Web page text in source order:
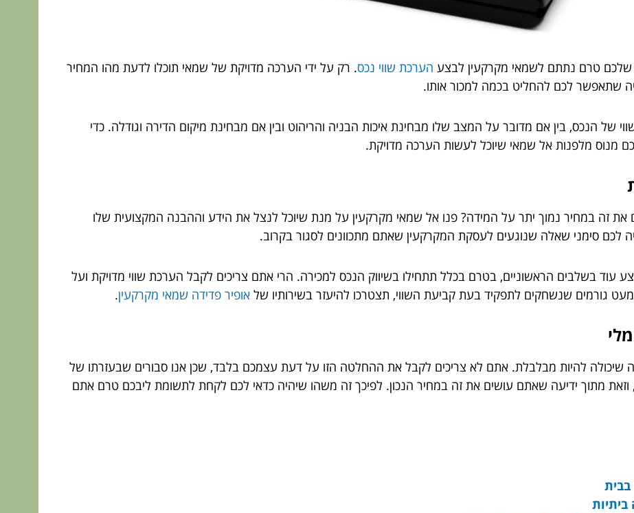
שלכם טרם נתתם לשמאי מקרקעין לבצע הערכת שווי נכס. רק על ידי הערכה מדויקת של שמאי תוכלו לדעת מהו המחיר
שתאפשר לכם להחליט בכמה למכור אותו.
של הנכס, בין אם מדובר על המצב שלו מבחינת איכות הבניה והריהוט ובין אם מבחינת מיקום הדירה וגודלה. כדי
מנוס מלפנות אל שמאי שיוכל לעשות הערכה מדויקת.
זה במחיר נמוך יתר על המידה? פנו אל שמאי מקרקעין על מנת שיוכל לנצל את הידע וההבנה המקצועית שלו
לכם סימני שאלה שנוגעים לעסקת המקרקעין שאתם מתכוונים לסגור בקרוב.
בשלבים הראשוניים, בטרם בכלל תתחילו בשיווק הנכס למכירה. הרי אתם צריכים לקבל הערכת שווי מדויקת ועל
גורמים שנשחקים לתפקיד בעת קביעת השווי, תצטרכו להיעזר בשירותיו של אופיר פדידה שמאי מקרקעין.
שיכולה להיות מבלבלת. אתם לא צריכים לקבל את ההחלטה הזו על דעת עצמכם בלבד, שכן אנו סבורים שבעזרתו של
מתוך ידיעה שאתם עושים את זה במחיר הנכון. לפיכך זה משהו שיהיה כדאי לכם לקחת לתשומת ליבכם טרם אתם